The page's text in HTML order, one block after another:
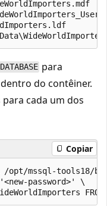
para
do contêiner.
cada um dos
Copiar
opt/mssql-tools18/
password>' \